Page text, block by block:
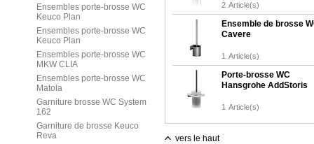
Ensembles porte-brosse WC
Keuco Plan
Ensembles porte-brosse WC
Keuco Plan
Ensembles porte-brosse WC
MKW CLIA
Ensembles porte-brosse WC
Matola
Garniture brosse WC System
162
Garniture de brosse Keuco
Reva
2 Article(s)
Ensemble de brosse
Cavere
1 Article(s)
Porte-brosse WC
Hansgrohe AddStoris
1 Article(s)
vers le haut